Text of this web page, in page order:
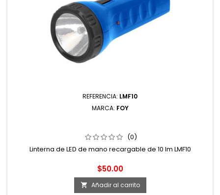
REFERENCIA: LMF10
MARCA: FOY
(0)
Linterna de LED de mano recargable de 10 lm LMF10
Precio
$50.00
 Añadir al carrito